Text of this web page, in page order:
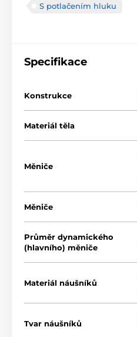
S potlačením hluku
Specifikace
Konstrukce
Materiál těla
Měniče
Měniče
Průměr dynamického
(hlavního) měniče
Materiál náušníků
Tvar náušníků